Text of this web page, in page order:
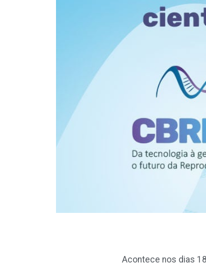
Acontece nos dias